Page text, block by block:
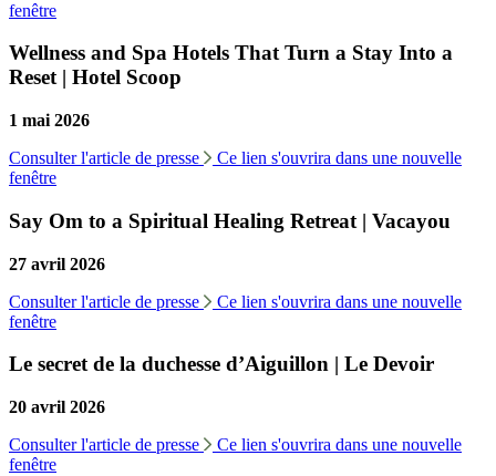
fenêtre
Wellness and Spa Hotels That Turn a Stay Into a
Reset | Hotel Scoop
1 mai 2026
Consulter l'article de presse
Ce lien s'ouvrira dans une nouvelle
fenêtre
Say Om to a Spiritual Healing Retreat | Vacayou
27 avril 2026
Consulter l'article de presse
Ce lien s'ouvrira dans une nouvelle
fenêtre
Le secret de la duchesse d’Aiguillon | Le Devoir
20 avril 2026
Consulter l'article de presse
Ce lien s'ouvrira dans une nouvelle
fenêtre